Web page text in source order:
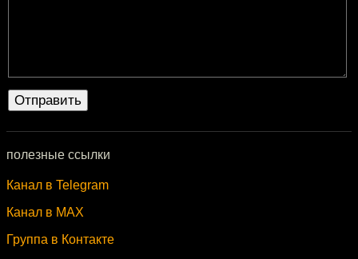
полезные ссылки
Канал в Telegram
Канал в MAX
Группа в Контакте